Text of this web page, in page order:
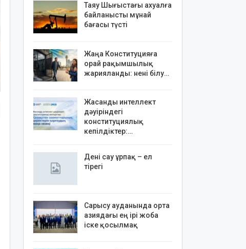
Таяу Шығыстағы ахуалға
байланысты мұнай
бағасы түсті
Жаңа Конституцияға
орай рақымшылық
жарияланды: нені білу…
Жасанды интеллект
дәуіріндегі
конституциялық
кепілдіктер:…
Дені сау ұрпақ – ел
тірегі
Сарысу ауданында орта
азиядағы ең ірі жоба
іске қосылмақ